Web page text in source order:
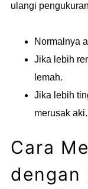
ulangi
Normalnya
Jika lebih
lemah.
Jika lebih
merusak aki.
Cara
dengan